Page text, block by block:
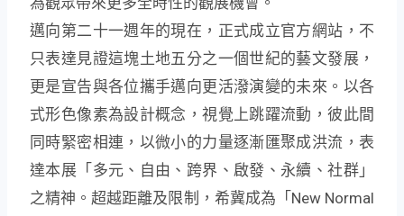
邁向第二十一週年的現在，正式成立官方網站，不
只表達見證這塊土地五分之一個世紀的藝文發展，
更是宣告與各位攜手邁向更活潑演變的未來。以各
式形色像素為設計概念，視覺上跳躍流動，彼此間
同時緊密相連，以微小的力量逐漸匯聚成洪流，表
達本展「多元、自由、跨界、啟發、永續、社群」
之精神。超越距離及限制，希冀成為「New Normal